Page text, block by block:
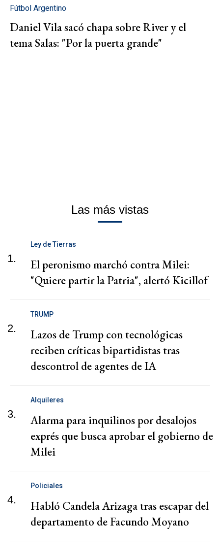
Fútbol Argentino
Daniel Vila sacó chapa sobre River y el
tema Salas: "Por la puerta grande"
Las más vistas
1.
Ley de Tierras
El peronismo marchó contra Milei:
"Quiere partir la Patria", alertó Kicillof
2.
TRUMP
Lazos de Trump con tecnológicas
reciben críticas bipartidistas tras
descontrol de agentes de IA
3.
Alquileres
Alarma para inquilinos por desalojos
exprés que busca aprobar el gobierno de
Milei
4.
Policiales
Habló Candela Arizaga tras escapar del
departamento de Facundo Moyano